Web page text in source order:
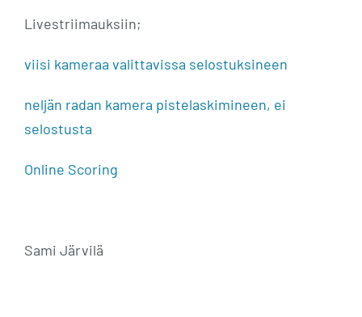
Livestriimauksiin;
viisi kameraa valittavissa selostuksineen
neljän radan kamera pistelaskimineen, ei
selostusta
Online Scoring
Sami Järvilä